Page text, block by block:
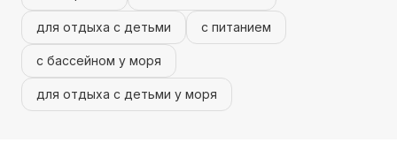
для отдыха с детьми с питанием
с бассейном у моря
для отдыха с детьми у моря